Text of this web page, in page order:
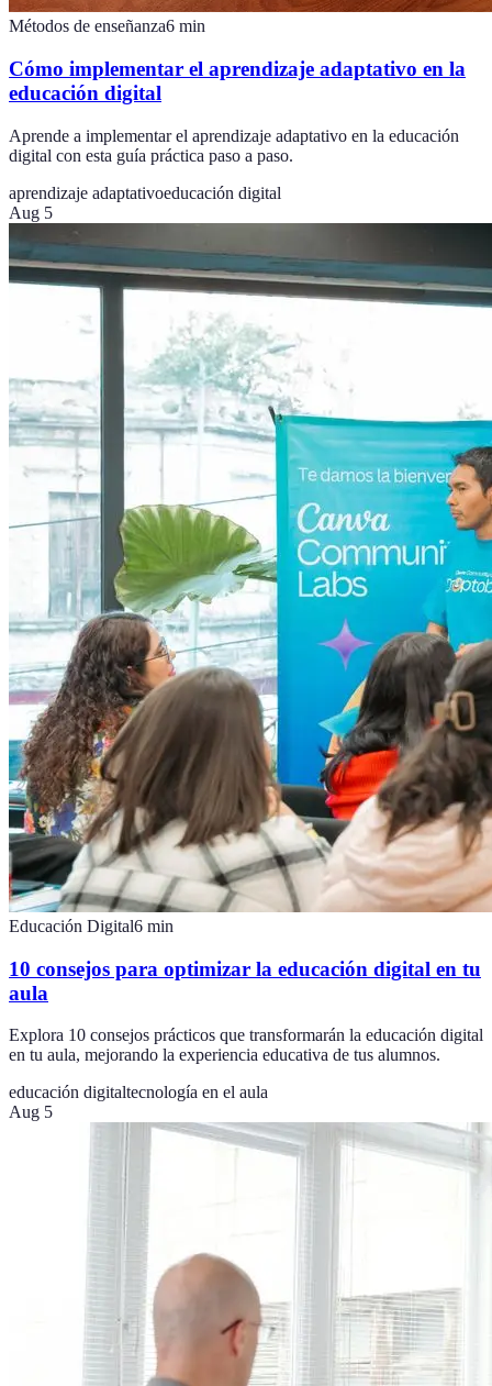
Métodos de enseñanza6 min
Cómo implementar el aprendizaje adaptativo en la
educación digital
Aprende a implementar el aprendizaje adaptativo en la educación
digital con esta guía práctica paso a paso.
aprendizaje adaptativoeducación digital
Aug 5
Educación Digital6 min
10 consejos para optimizar la educación digital en tu
aula
Explora 10 consejos prácticos que transformarán la educación digital
en tu aula, mejorando la experiencia educativa de tus alumnos.
educación digitaltecnología en el aula
Aug 5